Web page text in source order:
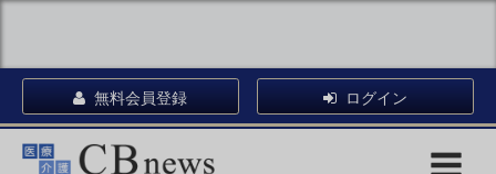
無料会員登録 ログイン